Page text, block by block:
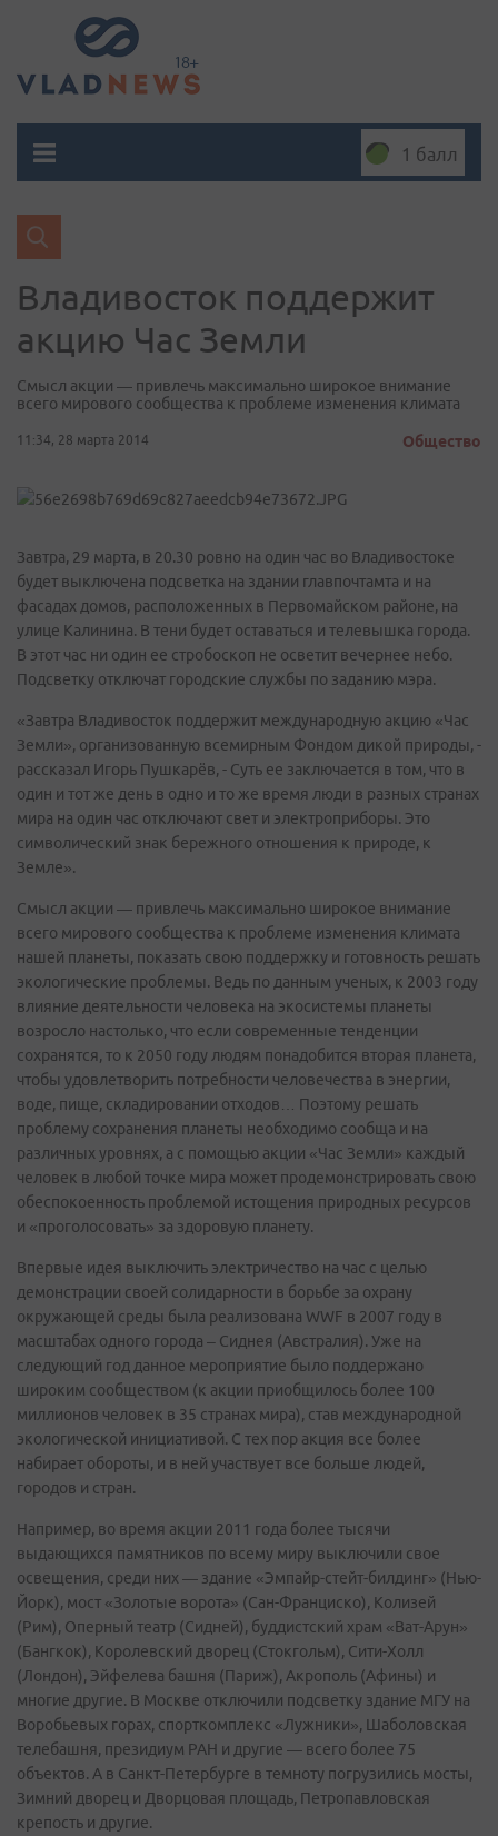
1 балл
Владивосток поддержит
акцию Час Земли
Смысл акции — привлечь максимально широкое внимание
всего мирового сообщества к проблеме изменения климата
11:34, 28 марта 2014 Общество
Завтра, 29 марта, в 20.30 ровно на один час во Владивостоке
будет выключена подсветка на здании главпочтамта и на
фасадах домов, расположенных в Первомайском районе, на
улице Калинина. В тени будет оставаться и телевышка города.
В этот час ни один ее стробоскоп не осветит вечернее небо.
Подсветку отключат городские службы по заданию мэра.
«Завтра Владивосток поддержит международную акцию «Час
Земли», организованную всемирным Фондом дикой природы, -
рассказал Игорь Пушкарёв, - Суть ее заключается в том, что в
один и тот же день в одно и то же время люди в разных странах
мира на один час отключают свет и электроприборы. Это
символический знак бережного отношения к природе, к
Земле».
Смысл акции — привлечь максимально широкое внимание
всего мирового сообщества к проблеме изменения климата
нашей планеты, показать свою поддержку и готовность решать
экологические проблемы. Ведь по данным ученых, к 2003 году
влияние деятельности человека на экосистемы планеты
возросло настолько, что если современные тенденции
сохранятся, то к 2050 году людям понадобится вторая планета,
чтобы удовлетворить потребности человечества в энергии,
воде, пище, складировании отходов… Поэтому решать
проблему сохранения планеты необходимо сообща и на
различных уровнях, а с помощью акции «Час Земли» каждый
человек в любой точке мира может продемонстрировать свою
обеспокоенность проблемой истощения природных ресурсов
и «проголосовать» за здоровую планету.
Впервые идея выключить электричество на час с целью
демонстрации своей солидарности в борьбе за охрану
окружающей среды была реализована WWF в 2007 году в
масштабах одного города – Сиднея (Австралия). Уже на
следующий год данное мероприятие было поддержано
широким сообществом (к акции приобщилось более 100
миллионов человек в 35 странах мира), став международной
экологической инициативой. С тех пор акция все более
набирает обороты, и в ней участвует все больше людей,
городов и стран.
Например, во время акции 2011 года более тысячи
выдающихся памятников по всему миру выключили свое
освещения, среди них — здание «Эмпайр-стейт-билдинг» (Нью-
Йорк), мост «Золотые ворота» (Сан-Франциско), Колизей
(Рим), Оперный театр (Сидней), буддистский храм «Ват-Арун»
(Бангкок), Королевский дворец (Стокгольм), Сити-Холл
(Лондон), Эйфелева башня (Париж), Акрополь (Афины) и
многие другие. В Москве отключили подсветку здание МГУ на
Воробьевых горах, спорткомплекс «Лужники», Шаболовская
телебашня, президиум РАН и другие — всего более 75
объектов. А в Санкт-Петербурге в темноту погрузились мосты,
Зимний дворец и Дворцовая площадь, Петропавловская
крепость и другие.